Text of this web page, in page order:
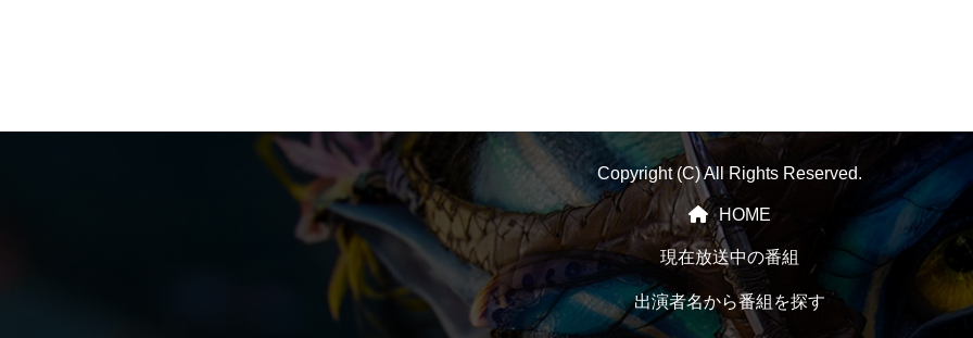
Copyright (C) All Rights Reserved.
HOME
現在放送中の番組
出演者名から番組を探す